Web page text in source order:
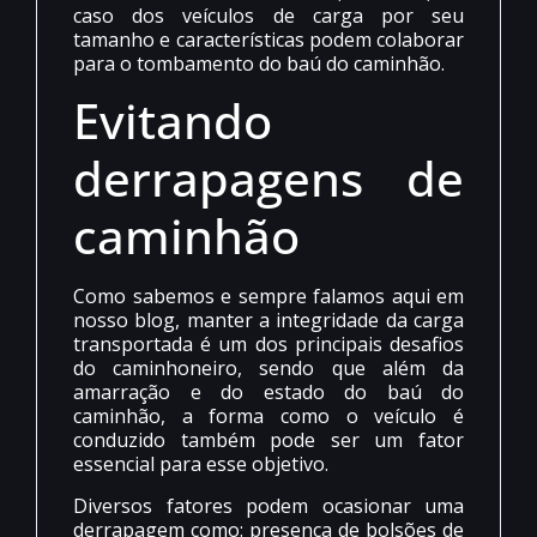
caso dos veículos de carga por seu
tamanho e características podem colaborar
para o tombamento do baú do caminhão.
Evitando
derrapagens de
caminhão
Como sabemos e sempre falamos aqui em
nosso blog, manter a integridade da carga
transportada é um dos principais desafios
do caminhoneiro, sendo que além da
amarração e do estado do baú do
caminhão, a forma como o veículo é
conduzido também pode ser um fator
essencial para esse objetivo.
Diversos fatores podem ocasionar uma
derrapagem como: presença de bolsões de